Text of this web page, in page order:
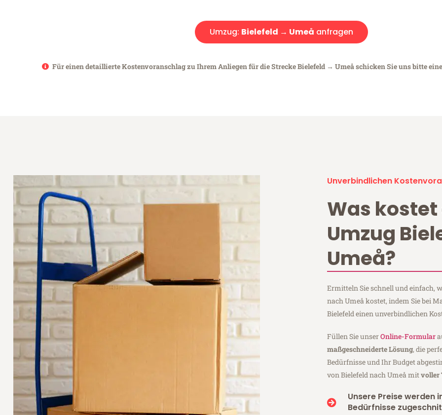
Umzug: Bielefeld → Umeå anfragen
Für einen detaillierte Kostenvoranschlag zu Ihrem Anliegen für die Strecke Bielefeld → Umeå schicken Sie uns bitte eine
Unverbindlichen
Was kostet
Umzug
Umeå?
Ermitteln Sie schnell und einfach,
nach Umeå kostet, indem Sie bei
Bielefeld einen unverbindlichen
Füllen Sie unserOnline-Formular
maßgeschneiderte Lösung, die
Bedürfnisse und Ihr Budget
von Bielefeld nach Umeå mitvoller
Unsere Preise werden
Bedürfnisse